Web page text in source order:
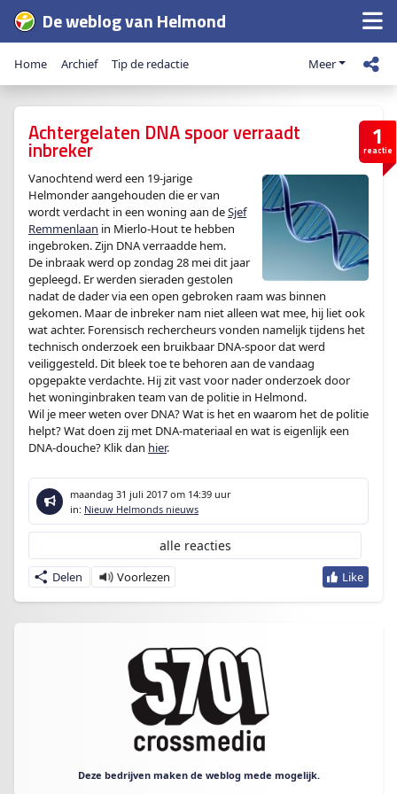
De weblog van Helmond
Home Archief Tip de redactie Meer
1
reactie
Achtergelaten DNA spoor verraadt
inbreker
Vanochtend werd een 19-jarige
Helmonder aangehouden die er van
wordt verdacht in een woning aan deSjef
Remmenlaan in Mierlo-Hout te hebben
ingebroken. Zijn DNA verraadde hem.
De inbraak werd op zondag 28 mei dit jaar
gepleegd. Er werden sieraden gestolen
nadat de dader via een open gebroken raam was binnen
gekomen. Maar de inbreker nam niet alleen wat mee, hij liet ook
wat achter. Forensisch rechercheurs vonden namelijk tijdens het
technisch onderzoek een bruikbaar DNA-spoor dat werd
veiliggesteld. Dit bleek toe te behoren aan de vandaag
opgepakte verdachte. Hij zit vast voor nader onderzoek door
het woninginbraken team van de politie in Helmond.
Wil je meer weten over DNA? Wat is het en waarom het de politie
helpt? Wat doen zij met DNA-materiaal en wat is eigenlijk een
DNA-douche? Klik dan hier.
maandag 31 juli 2017 om 14:39 uur
in: Nieuw Helmonds nieuws
Delen
alle reacties
Deze bedrijven maken de weblog mede mogelijk.